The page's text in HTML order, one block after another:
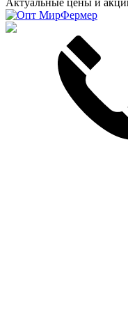
Актуальные цены и